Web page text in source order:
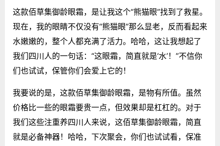
这款佰草集御龄眼霜，是让我这个“熊猫眼”找到了救星。
现在，我的眼睛不仅没有“熊猫眼”那么显老，反而看起来
水嫩嫩的，整个人都充满了活力。哈哈，这让我想起了
我们四川人的一句话：“这眼霜，简直就是‘水’！”不信你
们也试试，保管你们会爱上它的！
我要说的是，这款佰草集御龄眼霜，是物有所值。虽然
价格比一些的眼霜要贵一点，但效果却是杠杠的。对于
我们这些注重养四川人来说，这佰草集御龄眼霜，简直
就是必备神器！哈哈，下次聚会，你们也试试看，保准